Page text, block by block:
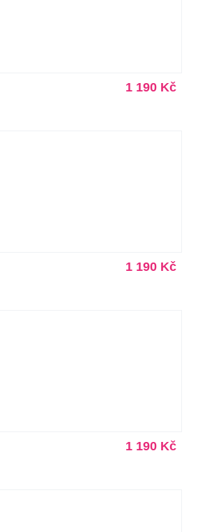
1 190 Kč
1 190 Kč
1 190 Kč